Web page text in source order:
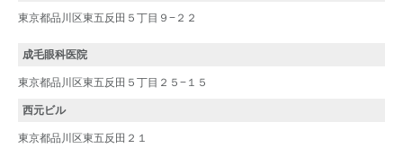
東京都品川区東五反田５丁目９−２２
成毛眼科医院
東京都品川区東五反田５丁目２５−１５
西元ビル
東京都品川区東五反田２１